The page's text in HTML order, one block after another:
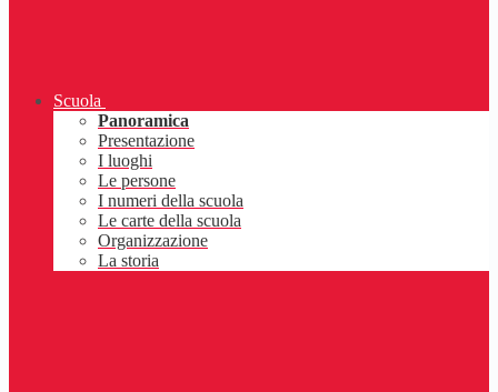
Scuola
Panoramica
Presentazione
I luoghi
Le persone
I numeri della scuola
Le carte della scuola
Organizzazione
La storia